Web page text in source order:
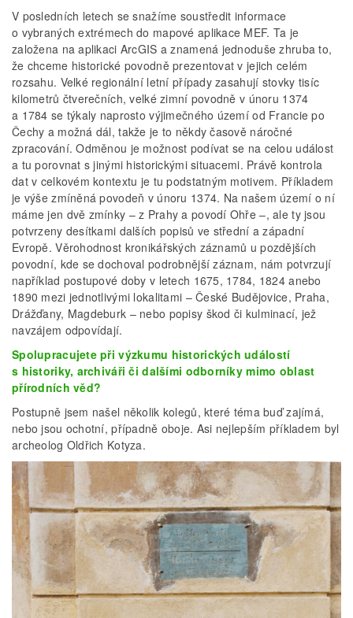
V posledních letech se snažíme soustředit informace
o vybraných extrémech do mapové aplikace MEF. Ta je
založena na aplikaci ArcGIS a znamená jednoduše zhruba to,
že chceme historické povodně prezentovat v jejich celém
rozsahu. Velké regionální letní případy zasahují stovky tisíc
kilometrů čtverečních, velké zimní povodně v únoru 1374
a 1784 se týkaly naprosto výjimečného území od Francie po
Čechy a možná dál, takže je to někdy časově náročné
zpracování. Odměnou je možnost podívat se na celou událost
a tu porovnat s jinými historickými situacemi. Právě kontrola
dat v celkovém kontextu je tu podstatným motivem. Příkladem
je výše zmíněná povodeň v únoru 1374. Na našem území o ní
máme jen dvě zmínky – z Prahy a povodí Ohře –, ale ty jsou
potvrzeny desítkami dalších popisů ve střední a západní
Evropě. Věrohodnost kronikářských záznamů u pozdějších
povodní, kde se dochoval podrobnější záznam, nám potvrzují
například postupové doby v letech 1675, 1784, 1824 anebo
1890 mezi jednotlivými lokalitami – České Budějovice, Praha,
Drážďany, Magdeburk – nebo popisy škod či kulminací, jež
navzájem odpovídají.
Spolupracujete při výzkumu historických událostí
s historiky, archiváři či dalšími odborníky mimo oblast
přírodních věd?
Postupně jsem našel několik kolegů, které téma buď zajímá,
nebo jsou ochotní, případně oboje. Asi nejlepším příkladem byl
archeolog Oldřich Kotyza.